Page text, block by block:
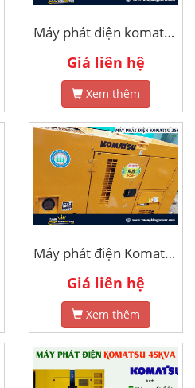
Máy phát điện komatsu 150kva
Giá liên hệ
Xem thêm
Máy phát điện Komatsu 25kva
Giá liên hệ
Xem thêm